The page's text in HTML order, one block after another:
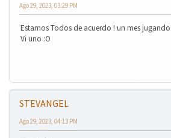
Ago 29, 2023, 03:29 PM
Estamos Todos de acuerdo ! un mes
Vi uno :O
STEVANGEL
Ago 29, 2023, 04:13 PM